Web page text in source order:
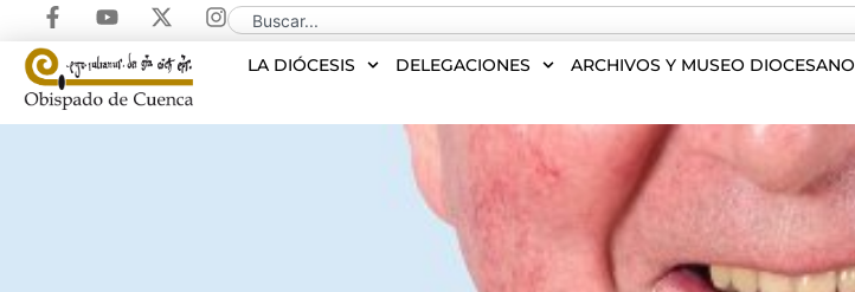
LA DIÓCESIS DELEGACIONES ARCHIVOS Y MUSEO DIOCESANO